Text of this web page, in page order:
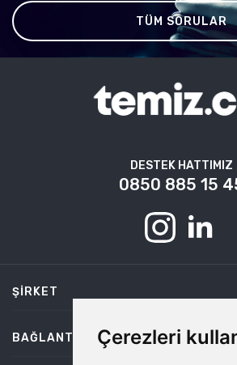
Çerezleri
TÜM SORULAR
DESTEK HATTIMIZ
0850 885 15
ŞIRKET
BAĞLANTILAR